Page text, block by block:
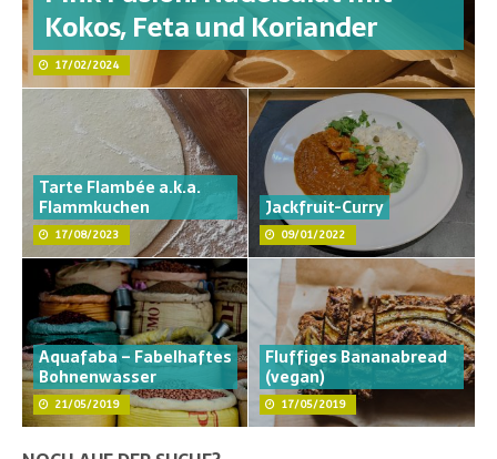
Kokos, Feta und Koriander
17/02/2024
Tarte Flambée a.k.a.
Flammkuchen
17/08/2023
Jackfruit-Curry
09/01/2022
Aquafaba – Fabelhaftes
Bohnenwasser
21/05/2019
Fluffiges Bananabread
(vegan)
17/05/2019